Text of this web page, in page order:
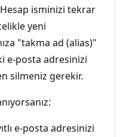
isminizi tekrar
yeni
"takma ad (alias)"
e-posta adresinizi
silmeniz gerekir.
e-posta adresinizi